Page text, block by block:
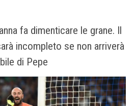
fa dimenticare le grane. Il
incompleto se non arriverà
di Pepe